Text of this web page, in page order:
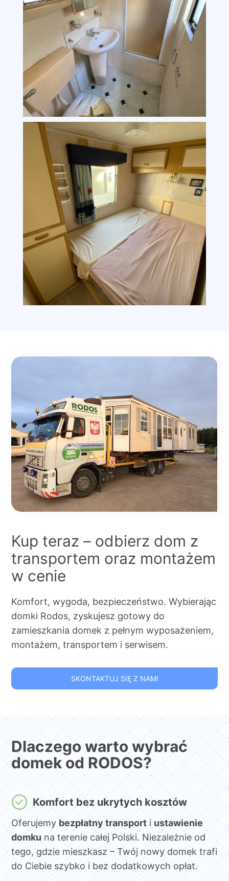
Kup teraz – odbierz dom z
transportem oraz montażem
w cenie
Komfort, wygoda, bezpieczeństwo. Wybierając
domki Rodos, zyskujesz gotowy do
zamieszkania domek z pełnym wyposażeniem,
montażem, transportem i serwisem.
SKONTAKTUJ SIĘ Z NAMI
Dlaczego warto wybrać
domek od RODOS?
Komfort bez ukrytych kosztów
Oferujemybezpłatny transporti ustawienie
domkuna terenie całej Polski. Niezależnie od
tego, gdzie mieszkasz – Twój nowy domek trafi
do Ciebie szybko i bez dodatkowych opłat.